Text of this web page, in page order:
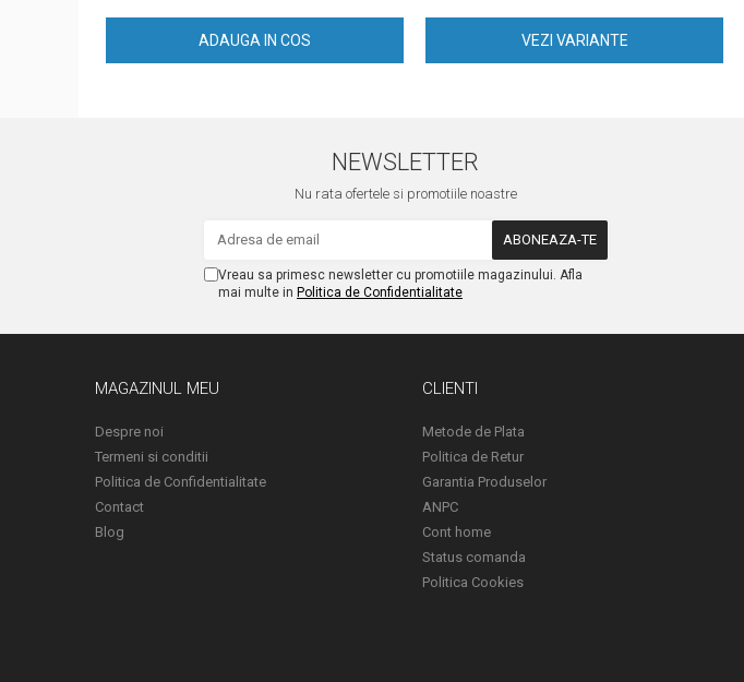
ADAUGA IN COS VEZI VARIANTE
NEWSLETTER
Nu rata ofertele si promotiile noastre
Vreau sa primesc newsletter cu promotiile magazinului. Afla
mai multe in Politica de Confidentialitate
MAGAZINUL MEU
Despre noi
Termeni si conditii
Politica de Confidentialitate
Contact
Blog
CLIENTI
Metode de Plata
Politica de Retur
Garantia Produselor
ANPC
Cont home
Status comanda
Politica Cookies